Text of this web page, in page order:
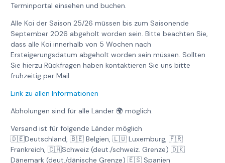
Terminportal einsehen und buchen.
Alle Koi der Saison 25/26 müssen bis zum Saisonende
September 2026 abgeholt worden sein. Bitte beachten Sie,
dass alle Koi innerhalb von 5 Wochen nach
Ersteigerungsdatum abgeholt worden sein müssen. Sollten
Sie hierzu Rückfragen haben kontaktieren Sie uns bitte
frühzeitig per Mail.
Link zu allen Informationen
Abholungen sind für alle Länder 🌍 möglich.
Versand ist für folgende Länder möglich
🇩🇪Deutschland, 🇧🇪 Belgien, 🇱🇺 Luxemburg, 🇫🇷
Frankreich, 🇨🇭Schweiz (deut./schweiz. Grenze) 🇩🇰
Dänemark (deut./dänische Grenze) 🇪🇸 Spanien